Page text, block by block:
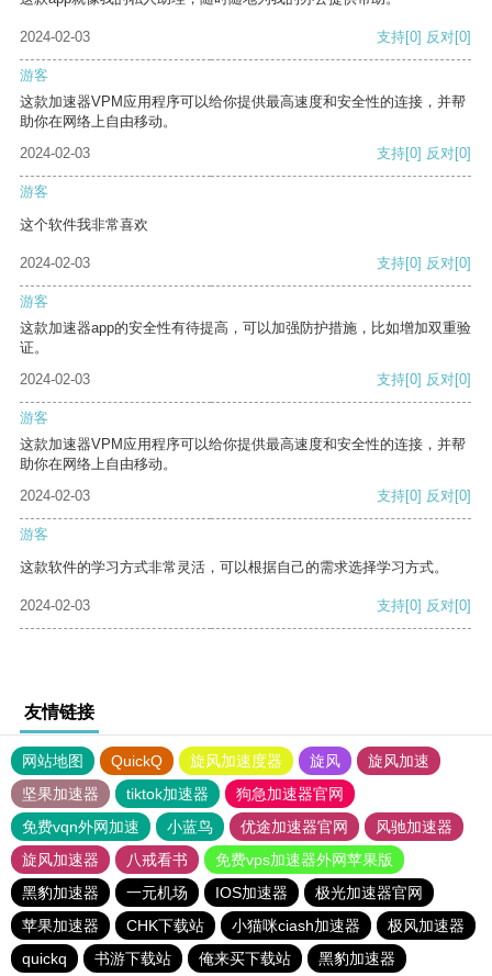
2024-02-03 支持[0] 反对[0]
游客
这款加速器VPM应用程序可以给你提供最高速度和安全性的连接，并帮
助你在网络上自由移动。
2024-02-03
支持[0] 反对[0]
游客
这个软件我非常喜欢
2024-02-03 支持[0] 反对[0]
游客
这款加速器app的安全性有待提高，可以加强防护措施，比如增加双重验
证。
2024-02-03
支持[0] 反对[0]
游客
这款加速器VPM应用程序可以给你提供最高速度和安全性的连接，并帮
助你在网络上自由移动。
2024-02-03
支持[0] 反对[0]
游客
这款软件的学习方式非常灵活，可以根据自己的需求选择学习方式。
2024-02-03 支持[0] 反对[0]
友情链接
网站地图 QuickQ 旋风加速度器 旋风
旋风加速
坚果加速器
tiktok加速器
狗急加速器官网
免费vqn外网加速
小蓝鸟 优途加速器官网
风驰加速器
旋风加速器
八戒看书
免费vps加速器外网苹果版
黑豹加速器
一元机场 IOS加速器
极光加速器官网
苹果加速器
CHK下载站 小猫咪ciash加速器
极风加速器
quickq
书游下载站 俺来买下载站 黑豹加速器